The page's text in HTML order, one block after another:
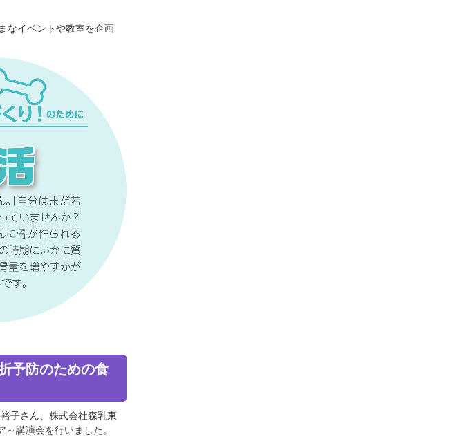
なイベントや教室を企画
予防のための食
子さん、株式会社森乳東
講演会を行いました。